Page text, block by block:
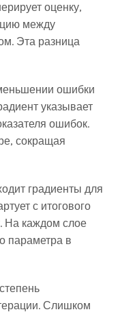
оценку,
между
Эта разница
ошибки
указывает
ошибок.
сокращая
градиенты для
с итогового
На каждом слое
параметра в
Слишком